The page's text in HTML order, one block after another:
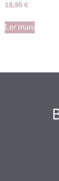
18,95 €
Ler mais